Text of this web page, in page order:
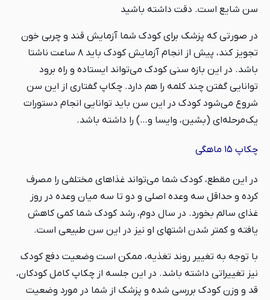
سن شایع است. دقت داشته باشید
در صورتی که پزشک برای کودک شما آزمایش قند و چربی خون
تجویز کند، پیش از انجام آزمایش کودک باید ۸ ساعت ناشتا
باشد. در این بازه سنی کودک می‌تواند ایستاده و راه برود
توانایی گفتن چند کلمه را هم دارد. چکاپ گفتاری از این سن
شروع می‌شود کودک در این سن باید توانایی انجام دستورات
یک‌مرحله‌ای (بشین، وایسا و…) را داشته باشد.
چکاپ ۱۵ ماهگی
در این مقطع، کودک شما می‌تواند غذاهای مختلفی را مصرف
کرده و حداقل سه وعده اصلی و دو تا سه میان وعده در روز
غذای سالم بخورد. در سال دوم، رشد کودک شما کمی کاهش
یافته و کمتر شدن اشتهای او نیز در این سن طبیعی است.
با توجه به تغییر روند تغذیه، ممکن است وضعیت دفع کودک
نیز تغییراتی داشته باشد. در این جلسه از چکاپ کامل کودکان،
قد و وزن کودک بررسی شده و پزشک از شما در مورد وضعیت